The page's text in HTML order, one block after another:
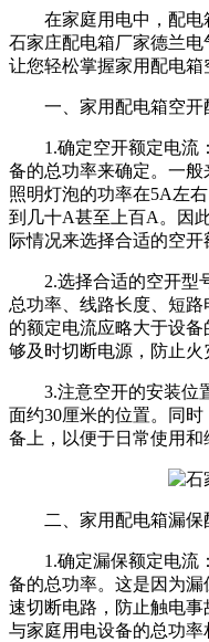
在家庭用电中，配
石家庄配电箱厂家德兰电
让您轻松掌握家用配电箱
一、家用配电箱空开
1.确定空开额定电流
备的总功率来确定。一般
照明灯泡的功率在5A左
到几十A甚至上百A。因
际情况来选择合适的空开
2.选择合适的空开型
总功率、线路长度、短
的额定电流应略大于设
够及时切断电源，防止火
3.注意空开的安装位
面约30厘米的位置。同
备上，以便于日常使用和
二、家用配电箱漏保
1.确定漏保额定电流
备的总功率。这是因为
速切断电路，防止触电
与家庭用电设备的总功率